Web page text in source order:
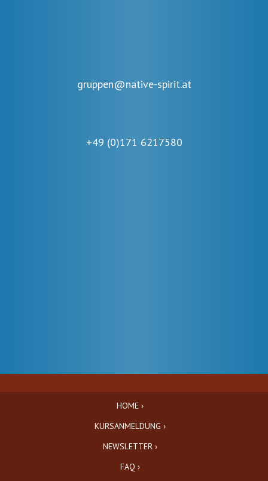
gruppen@native-spirit.at
+49 (0)171 6217580
HOME ›
KURSANMELDUNG ›
NEWSLETTER ›
FAQ ›